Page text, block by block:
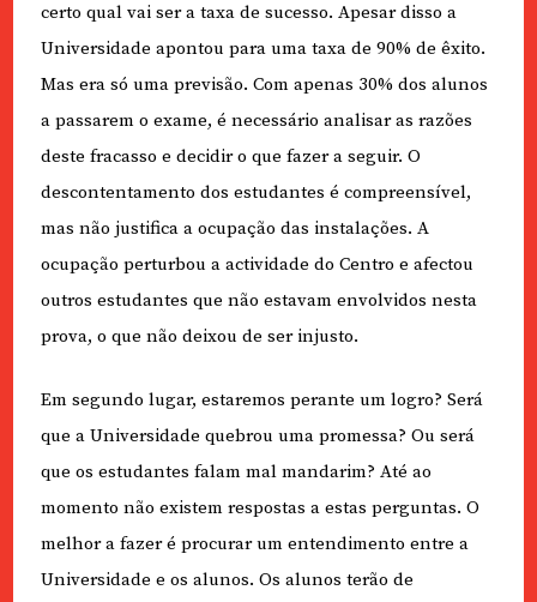
certo qual vai ser a taxa de sucesso. Apesar disso a
Universidade apontou para uma taxa de 90% de êxito.
Mas era só uma previsão. Com apenas 30% dos alunos
a passarem o exame, é necessário analisar as razões
deste fracasso e decidir o que fazer a seguir. O
descontentamento dos estudantes é compreensível,
mas não justifica a ocupação das instalações. A
ocupação perturbou a actividade do Centro e afectou
outros estudantes que não estavam envolvidos nesta
prova, o que não deixou de ser injusto.
Em segundo lugar, estaremos perante um logro? Será
que a Universidade quebrou uma promessa? Ou será
que os estudantes falam mal mandarim? Até ao
momento não existem respostas a estas perguntas. O
melhor a fazer é procurar um entendimento entre a
Universidade e os alunos. Os alunos terão de